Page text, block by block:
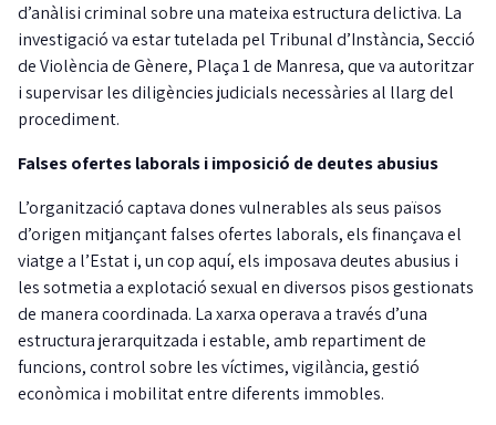
d’anàlisi criminal sobre una mateixa estructura delictiva. La
investigació va estar tutelada pel Tribunal d’Instància, Secció
de Violència de Gènere, Plaça 1 de Manresa, que va autoritzar
i supervisar les diligències judicials necessàries al llarg del
procediment.
Falses ofertes laborals i imposició de deutes abusius
L’organització captava dones vulnerables als seus països
d’origen mitjançant falses ofertes laborals, els finançava el
viatge a l’Estat i, un cop aquí, els imposava deutes abusius i
les sotmetia a explotació sexual en diversos pisos gestionats
de manera coordinada. La xarxa operava a través d’una
estructura jerarquitzada i estable, amb repartiment de
funcions, control sobre les víctimes, vigilància, gestió
econòmica i mobilitat entre diferents immobles.